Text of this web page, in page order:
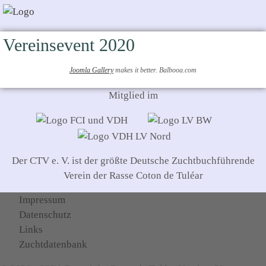
Vereinsevent 2020
Joomla Gallerymakes it better. Balbooa.com
Mitglied im
Der CTV e. V. ist der größte Deutsche Zuchtbuchführende
Verein der Rasse Coton de Tuléar
Impressum
Datenschutz
Links
Zuchtdatenbank